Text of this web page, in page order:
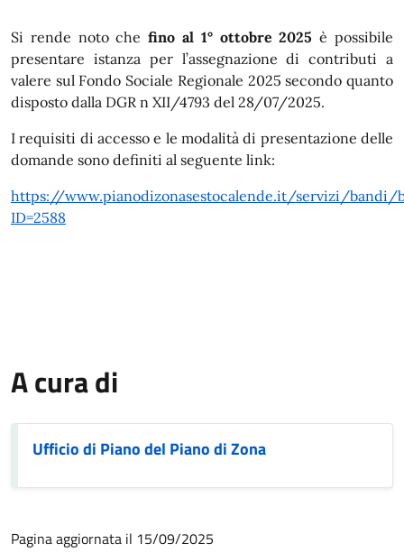
In dettaglio
Si rende noto chefino al 1° ottobre 2025 è possibile
presentare istanza per l’assegnazione di contributi a
valere sul Fondo Sociale Regionale 2025 secondo quanto
disposto dalla DGR n XII/4793 del 28/07/2025.
I requisiti di accesso e le modalità di presentazione delle
domande sono definiti al seguente link:
https://www.pianodizonasestocalende.it/servizi/bandi/
ID=2588
A cura di
Ufficio di Piano del Piano di Zona
Pagina aggiornata il 15/09/2025